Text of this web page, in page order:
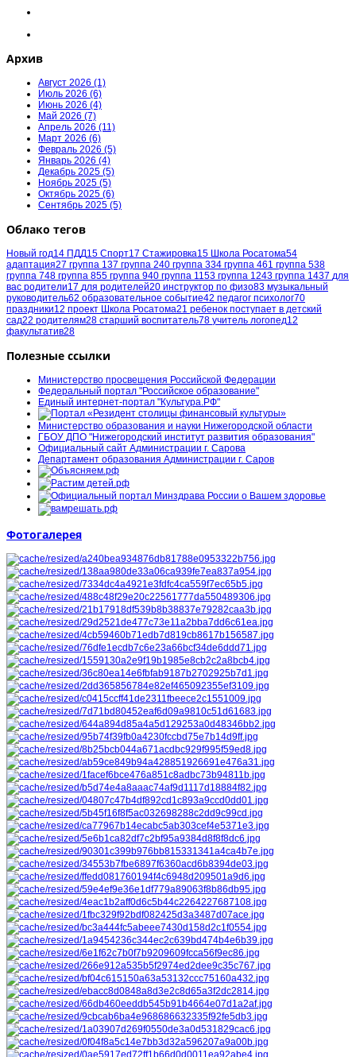
Архив
Август 2026 (1)
Июль 2026 (6)
Июнь 2026 (4)
Май 2026 (7)
Апрель 2026 (11)
Март 2026 (6)
Февраль 2026 (5)
Январь 2026 (4)
Декабрь 2025 (5)
Ноябрь 2025 (5)
Октябрь 2025 (6)
Сентябрь 2025 (5)
Облако тегов
Новый год14 ПДД15 Спорт17 Стажировка15 Школа Росатома54
адаптация27 группа 137 группа 240 группа 334 группа 461 группа 538
группа 748 группа 855 группа 940 группа 1153 группа 1243 группа 1437 для
вас родители17 для родителей20 инструктор по физо83 музыкальный
руководитель62 образовательное событие42 педагог психолог70
праздники12 проект Школа Росатома21 ребенок поступает в детский
сад22 родителям28 старший воспитатель78 учитель логопед12
факультатив28
Полезные ссылки
Министерство просвещения Российской Федерации
Федеральный портал "Российское образование"
Единый интернет-портал "Культура.РФ"
Министерство образования и науки Нижегородской области
ГБОУ ДПО "Нижегородский институт развития образования"
Официальный сайт Администрации г. Сарова
Департамент образования Администрации г. Саров
Фотогалерея